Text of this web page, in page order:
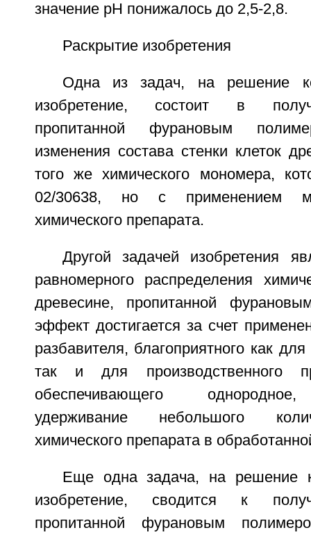
значение рН понижалось до 2,5-2,8.
Раскрытие изобретения
Одна из задач, на решение
изобретение, состоит в
пропитанной фурановым
изменения состава стенки клеток
того же химического мономера,
02/30638, но с применением
химического препарата.
Другой задачей изобретения
равномерного распределения
древесине, пропитанной
эффект достигается за счет
разбавителя, благоприятного как
так и для производственного
обеспечивающего
удерживание небольшого
химического препарата в
Еще одна задача, на решение
изобретение, сводится к
пропитанной фурановым